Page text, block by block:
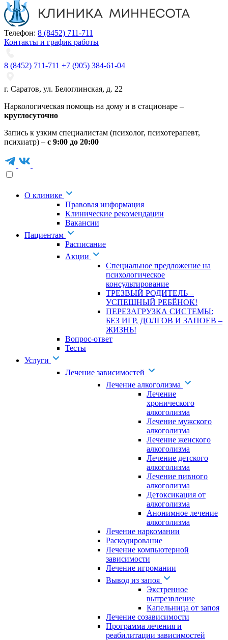
Телефон: 8 (8452) 711-711
Контакты и график работы
8 (8452) 711-711 +7 (905) 384-61-04
г. Саратов, ул. Белоглинская, д. 22
Наркологическая помощь на дому и в стационаре –
круглосуточно
Запись к узким специалистам (психолог, психотерапевт,
психиатр) – с 9:00 до 20:00
О клинике
Правовая информация
Клинические рекомендации
Вакансии
Пациентам
Расписание
Акции
Специальное предложение на
психологическое
консультирование
ТРЕЗВЫЙ РОДИТЕЛЬ –
УСПЕШНЫЙ РЕБЁНОК!
ПЕРЕЗАГРУЗКА СИСТЕМЫ:
БЕЗ ИГР, ДОЛГОВ И ЗАПОЕВ –
ЖИЗНЬ!
Вопрос-ответ
Тесты
Услуги
Лечение зависимостей
Лечение алкоголизма
Лечение
хронического
алкоголизма
Лечение мужского
алкоголизма
Лечение женского
алкоголизма
Лечение детского
алкоголизма
Лечение пивного
алкоголизма
Детоксикация от
алкоголизма
Анонимное лечение
алкоголизма
Лечение наркомании
Раскодирование
Лечение компьютерной
зависимости
Лечение игромании
Вывод из запоя
Экстренное
вытрезвление
Капельница от запоя
Лечение созависимости
Программа лечения и
реабилитации зависимостей